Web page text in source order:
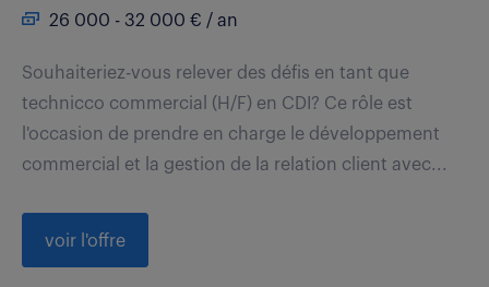
26 000 - 32 000 € / an
Souhaiteriez-vous relever des défis en tant que
technicco commercial (H/F) en CDI? Ce rôle est
l'occasion de prendre en charge le développement
commercial et la gestion de la relation client avec...
voir l'offre